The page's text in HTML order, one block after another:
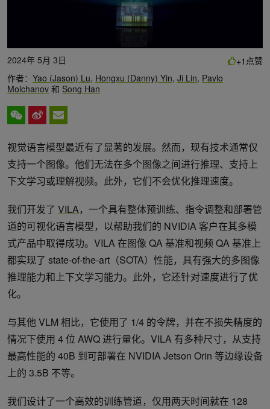
2024年 5月 3日
作者： Yao (Jason) Lu, Hongxu (Danny) Yin, Ji Lin, Pavlo
Molchanov 和 Song Han
+1 点赞
视觉语言模型最近有了显著的发展。然而，现有技术通常仅
支持一个图像。他们无法在多个图像之间进行推理、支持上
下文学习或理解视频。此外，它们不会优化推理速度。
我们开发了 VILA，一个具有整体预训练、指令调整和部署管
道的可视化语言模型，以帮助我们的 NVIDIA 客户在其多模
式产品中取得成功。VILA 在图像 QA 基准和视频 QA 基准上
都实现了 state-of-the-art（SOTA）性能，具有强大的多图像
推理能力和上下文学习能力。此外，它还针对速度进行了优
化。
与其他 VLM 相比，它使用了 1/4 的令牌，并在不损失精度的
情况下使用 4 位 AWQ 进行量化。VILA 有多种尺寸，从支持
最高性能的 40B 到可部署在 NVIDIA Jetson Orin 等边缘设备
上的 3.5B 不等。
我们设计了一个高效的训练管道，仅用两天时间就在 128